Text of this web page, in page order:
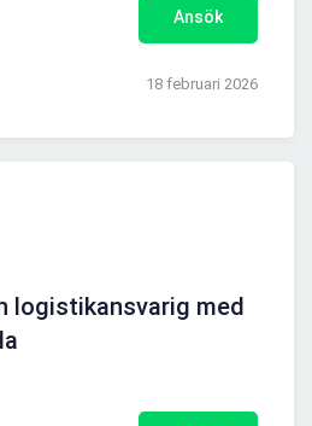
Ansök
18 februari 2026
logistikansvarig med